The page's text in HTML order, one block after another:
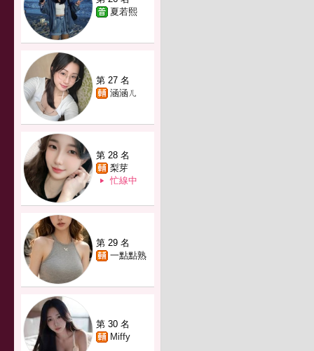
夏若熙
第 27 名
涵涵ㄦ
第 28 名
梨芽
忙線中
第 29 名
一點點熟
第 30 名
Miffy